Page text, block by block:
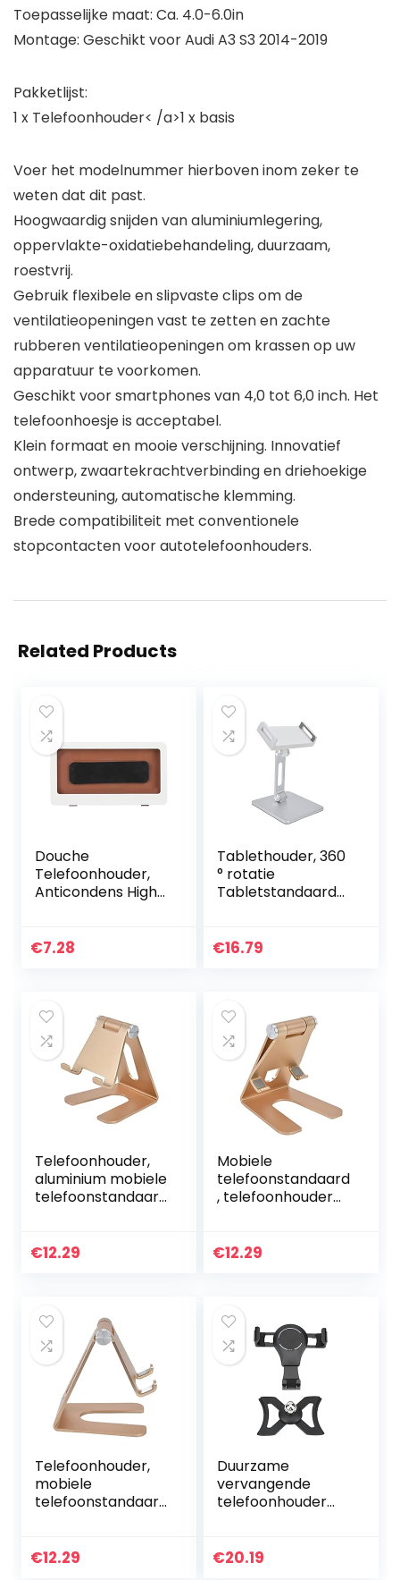
Toepasselijke maat: Ca. 4.0-6.0in
Montage: Geschikt voor Audi A3 S3 2014-2019
Pakketlijst:
1 x Telefoonhouder< /a>1 x basis
Voer het modelnummer hierboven inom zeker te
weten dat dit past.
Hoogwaardig snijden van aluminiumlegering,
oppervlakte-oxidatiebehandeling, duurzaam,
roestvrij.
Gebruik flexibele en slipvaste clips om de
ventilatieopeningen vast te zetten en zachte
rubberen ventilatieopeningen om krassen op uw
apparatuur te voorkomen.
Geschikt voor smartphones van 4,0 tot 6,0 inch. Het
telefoonhoesje is acceptabel.
Klein formaat en mooie verschijning. Innovatief
ontwerp, zwaartekrachtverbinding en driehoekige
ondersteuning, automatische klemming.
Brede compatibiliteit met conventionele
stopcontacten voor autotelefoonhouders.
Related Products
Douche
Telefoonhouder,
Anticondens High-
Telefoon in de
€7.28
Tablethouder, 360
° rotatie
Tabletstandaard
Eenvoudig te
€16.79
Telefoonhouder,
aluminium mobiele
telefoonstandaard
€12.29
Mobiele
telefoonstandaard
, telefoonhouder
aluminiumlegering
€12.29
Telefoonhouder,
mobiele
telefoonstandaard
tablets
€12.29
Duurzame
vervangende
telefoonhouder
€20.19